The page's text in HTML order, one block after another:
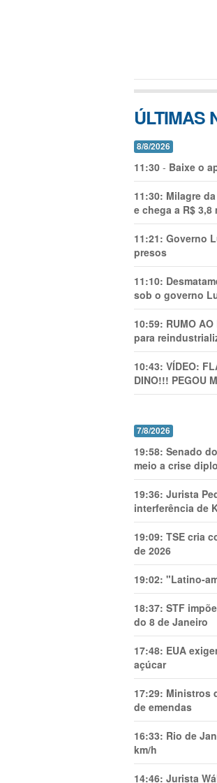
ÚLTIMAS
8/8/2026
11:30 - Baixe o
11:30: Milagre
e chega a R$ 3,8
11:21: Governo
presos
11:10:
sob o governo
10:59: RUMO
para
10:43: VÍDEO:
DINO!!! PEGOU
7/8/2026
19:58: Senado
meio a crise
19:36: Jurista
interferência de
19:09: TSE cria
de 2026
19:02: "Latino-
18:37: STF
do 8 de Janeiro
17:48: EUA
açúcar
17:29: Ministros
de emendas
16:33: Rio de
km/h
14:46: Jurista